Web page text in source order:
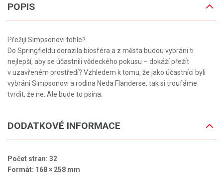
POPIS
Přežijí Simpsonovi tohle?
Do Springfieldu dorazila biosféra a z města budou vybráni ti
nejlepší, aby se účastnili vědeckého pokusu – dokáží přežít
v uzavřeném prostředí? Vzhledem k tomu, že jako účastníci byli
vybráni Simpsonovi a rodina Neda Flanderse, tak si troufáme
tvrdit, že ne. Ale bude to psina.
DODATKOVÉ INFORMACE
Počet stran: 32
Formát: 168 × 258 mm